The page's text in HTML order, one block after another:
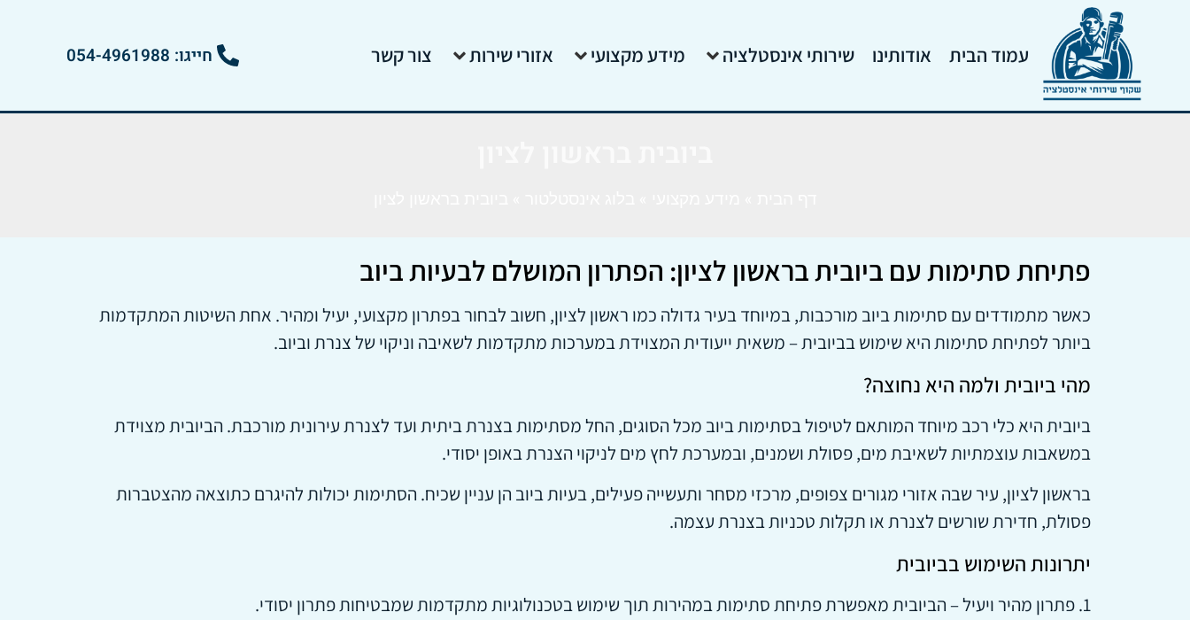
עמוד הבית אודותינו שירותי אינסטלציה מידע מקצועי אזורי שירות צור קשר חייגו: 054-4961988
פתיחת סתימות עם ביובית בראשון לציון: הפתרון המושלם לבעיות ביוב
כאשר מתמודדים עם סתימות ביוב מורכבות, במיוחד בעיר גדולה כמו ראשון לציון, חשוב לבחור בפתרון מקצועי, יעיל ומהיר. אחת השיטות המתקדמות
ביותר לפתיחת סתימות היא שימוש בביובית – משאית ייעודית המצוידת במערכות מתקדמות לשאיבה וניקוי של צנרת וביוב.
מהי ביובית ולמה היא נחוצה?
ביובית היא כלי רכב מיוחד המותאם לטיפול בסתימות ביוב מכל הסוגים, החל מסתימות בצנרת ביתית ועד לצנרת עירונית מורכבת. הביובית מצוידת
במשאבות עוצמתיות לשאיבת מים, פסולת ושמנים, ובמערכת לחץ מים לניקוי הצנרת באופן יסודי.
בראשון לציון, עיר שבה אזורי מגורים צפופים, מרכזי מסחר ותעשייה פעילים, בעיות ביוב הן עניין שכיח. הסתימות יכולות להיגרם כתוצאה מהצטברות
פסולת, חדירת שורשים לצנרת או תקלות טכניות בצנרת עצמה.
יתרונות השימוש בביובית
1. פתרון מהיר ויעיל – הביובית מאפשרת פתיחת סתימות במהירות תוך שימוש בטכנולוגיות מתקדמות שמבטיחות פתרון יסודי.